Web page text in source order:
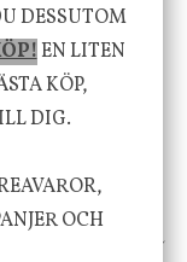
KÖP
och
färgpalett
som
DESSUTOM
EN LITEN
KÖP,
DIG.
OCH